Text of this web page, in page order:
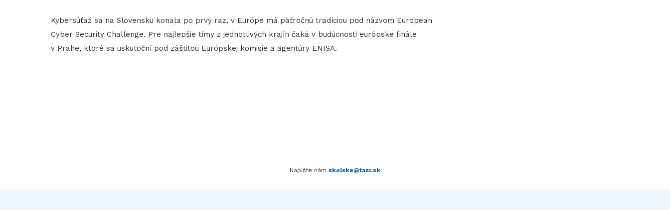
Kybersúťaž sa na Slovensku konala po prvý raz, v Európe má päťročnú tradíciou pod názvom European
Cyber Security Challenge. Pre najlepšie tímy z jednotlivých krajín čaká v budúcnosti európske finále
v Prahe, ktoré sa uskutoční pod záštitou Európskej komisie a agentúry ENISA.
Napíšte nám skolske@tasr.sk